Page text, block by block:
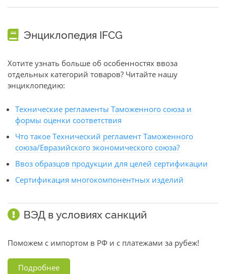
Энциклопедия IFCG
Хотите узнать больше об особенностях ввоза
отдельных категорий товаров? Читайте нашу
энциклопедию:
Технические регламенты Таможенного союза и
формы оценки соответствия
Что такое Технический регламент Таможенного
союза/Евразийского экономического союза?
Ввоз образцов продукции для целей сертификации
Сертификация многокомпонентных изделий
ВЭД в условиях санкций
Поможем с импортом в РФ и с платежами за рубеж!
Подробнее